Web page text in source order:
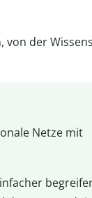
von der
Netze mit